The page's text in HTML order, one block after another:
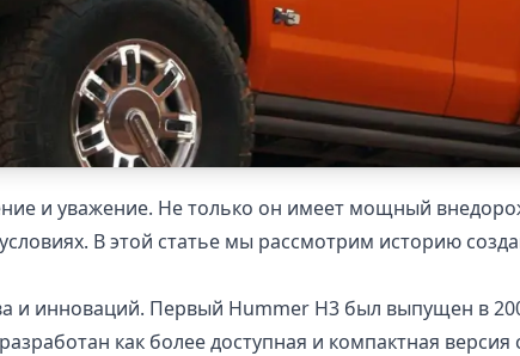
и уважение. Не только он имеет мощный
В этой статье мы рассмотрим историю
и инноваций. Первый Hummer H3 был выпущен в
как более доступная и компактная